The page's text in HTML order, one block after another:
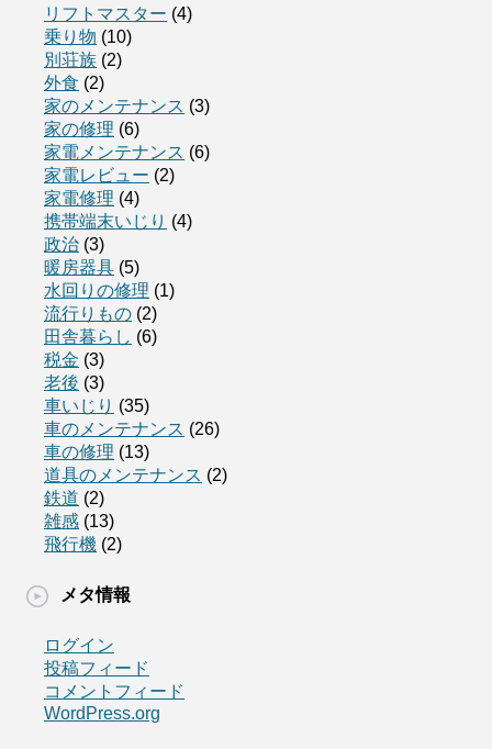
リフトマスター (4)
乗り物 (10)
別荘族 (2)
外食 (2)
家のメンテナンス (3)
家の修理 (6)
家電メンテナンス (6)
家電レビュー (2)
家電修理 (4)
携帯端末いじり (4)
政治 (3)
暖房器具 (5)
水回りの修理 (1)
流行りもの (2)
田舎暮らし (6)
税金 (3)
老後 (3)
車いじり (35)
車のメンテナンス (26)
車の修理 (13)
道具のメンテナンス (2)
鉄道 (2)
雑感 (13)
飛行機 (2)
メタ情報
ログイン
投稿フィード
コメントフィード
WordPress.org